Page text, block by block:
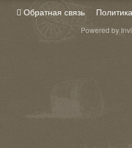
Обратная связь
Powered by